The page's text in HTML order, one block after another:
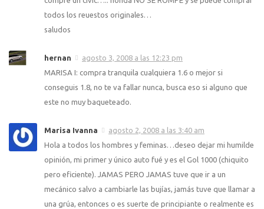
todos los reuestos originales…
saludos
hernan
agosto 3, 2008 a las 12:23 pm
MARISA I: compra tranquila cualquiera 1.6 o mejor si
conseguis 1.8, no te va fallar nunca, busca eso si alguno que
este no muy baqueteado.
Marisa Ivanna
agosto 2, 2008 a las 3:40 am
Hola a todos los hombres y feminas…deseo dejar mi humilde
opinión, mi primer y único auto fué y es el Gol 1000 (chiquito
pero eficiente). JAMAS PERO JAMAS tuve que ir a un
mecánico salvo a cambiarle las bují­as, jamás tuve que llamar a
una grúa, entonces o es suerte de principiante o realmente es